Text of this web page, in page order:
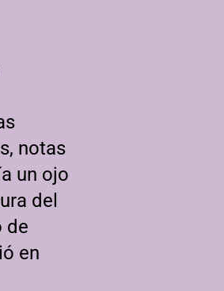
notas
un ojo
del
de
en